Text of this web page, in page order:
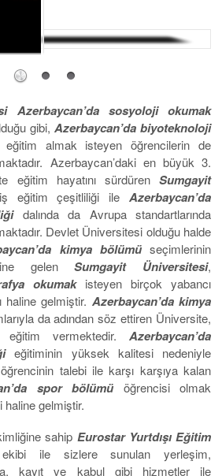
Azerbaycan’da sosyoloji okumak
gibi, Azerbaycan’da biyoteknoloji
almak isteyen öğrencilerin de
Azerbaycan’daki en büyük 3.
eğitim hayatını sürdürenSumgayit
eğitim çeşitliliği ile Azerbaycan’da
dalında da Avrupa standartlarında
Devlet Üniversitesi olduğu halde
kimya bölümüseçimlerinin
gelenSumgayit Üniversitesi,
okumakisteyen birçok yabancı
haline gelmiştir. Azerbaycan’da kimya
da adından söz ettiren Üniversite,
eğitim vermektedir. Azerbaycan’da
eğitiminin yüksek kalitesi nedeniyle
talebi ile karşı karşıya kalan
spor bölümü öğrencisi olmak
haline gelmiştir.
sahip Eurostar Yurtdışı Eğitim
ile sizlere sunulan yerleşim,
kayıt ve kabul gibi hizmetler ile